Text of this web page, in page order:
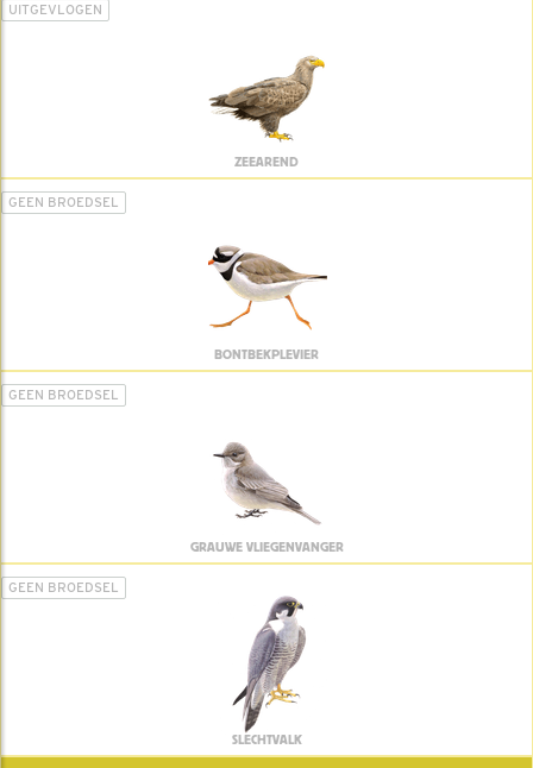
UITGEVLOGEN
ZEEAREND
GEEN BROEDSEL
BONTBEKPLEVIER
GEEN BROEDSEL
GRAUWE VLIEGENVANGER
GEEN BROEDSEL
SLECHTVALK